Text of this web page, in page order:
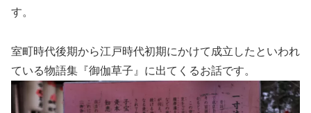
す。
室町時代後期から江戸時代初期にかけて成立したといわれ
ている物語集『御伽草子』に出てくるお話です。